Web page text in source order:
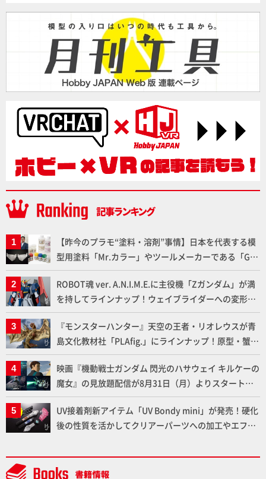
【昨今のプラモ“塗料・溶剤”事情】日本を代表する模
型用塗料「Mr.カラー」やツールメーカーである「GSI
クレオス」が語るラッカー塗料の未来とは？
ROBOT魂 ver. A.N.I.M.E.に主役機「Zガンダム」が満
を持してラインナップ！ウェイブライダーへの変形、
劇中どおりのプロポーションを再現【機動戦士Zガン
ダム】
『モンスターハンター』天空の王者・リオレウスが青
島文化教材社「PLAfig.」にラインナップ！原型・蟹蟲
修造氏の彩色作例で超ハイディテールかつ躍動感に満
ちた造形をチェック
映画『機動戦士ガンダム 閃光のハサウェイ キルケーの
魔女』の見放題配信が8月31日（月）よりスタート！
Prime Videoで国内独占配信
UV接着剤新アイテム「UV Bondy mini」が発売！硬化
後の性質を活かしてクリアーパーツへの加工やエフェ